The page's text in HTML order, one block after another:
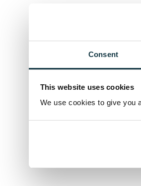
Consent
This website uses cookies
We use cookies to give you